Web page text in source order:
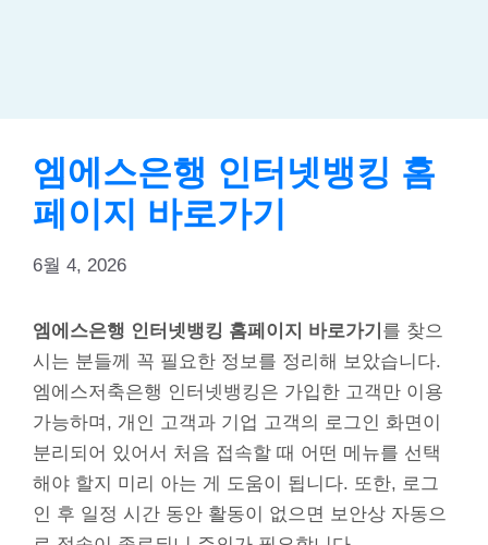
엠에스은행 인터넷뱅킹 홈
페이지 바로가기
6월 4, 2026
엠에스은행 인터넷뱅킹 홈페이지 바로가기 를 찾으
시는 분들께 꼭 필요한 정보를 정리해 보았습니다.
엠에스저축은행 인터넷뱅킹은 가입한 고객만 이용
가능하며, 개인 고객과 기업 고객의 로그인 화면이
분리되어 있어서 처음 접속할 때 어떤 메뉴를 선택
해야 할지 미리 아는 게 도움이 됩니다. 또한, 로그
인 후 일정 시간 동안 활동이 없으면 보안상 자동으